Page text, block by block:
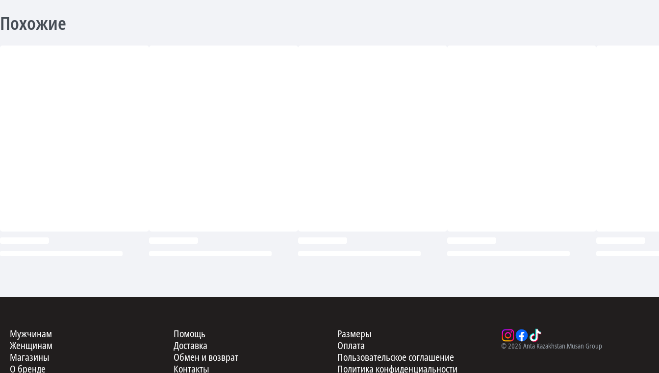
Похожие
©2026 Anta Kazakhstan.Musan Group
Мужчинам
Женщинам
Магазины
О бренде
Помощь
Доставка
Обмен и возврат
Контакты
Размеры
Оплата
Пользовательское соглашение
Политика конфиденциальности